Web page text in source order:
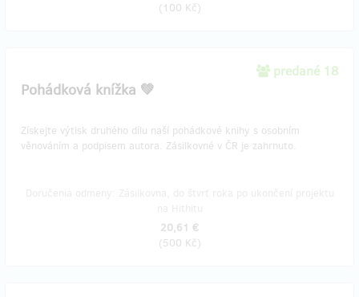
(100 Kč)
predané 18
Pohádková knížka 💚
Získejte výtisk druhého dílu naší pohádkové knihy s osobním
věnováním a podpisem autora. Zásilkovné v ČR je zahrnuto.
20,61 €
(500 Kč)